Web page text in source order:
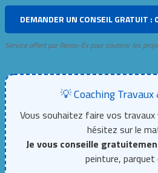
DEMANDER UN CONSEIL GRATUIT
Service offert par Renov-Ex pour soutenir les
💡 Coaching
Vous souhaitez faire vos
hésitez sur le
Je vous conseille
peinture, parquet